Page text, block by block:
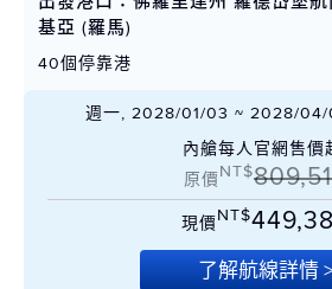
基亞 (羅馬)
40個停靠港
週一, 2028/01/03 ~ 2028/04/
內艙每人官網售價
原價NT$
現價NT$
了解航線詳情 >